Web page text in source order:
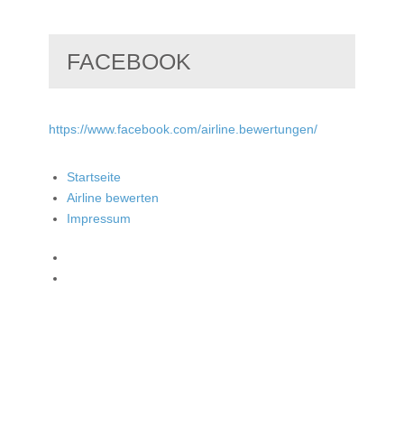
FACEBOOK
https://www.facebook.com/airline.bewertungen/
Startseite
Airline bewerten
Impressum